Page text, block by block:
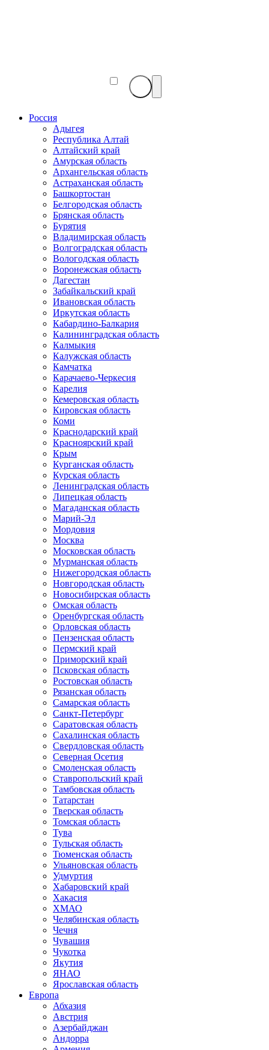
Россия
Адыгея
Республика Алтай
Алтайский край
Амурская область
Архангельская область
Астраханская область
Башкортостан
Белгородская область
Брянская область
Бурятия
Владимирская область
Волгоградская область
Вологодская область
Воронежская область
Дагестан
Забайкальский край
Ивановская область
Иркутская область
Кабардино-Балкария
Калининградская область
Калмыкия
Калужская область
Камчатка
Карачаево-Черкесия
Карелия
Кемеровская область
Кировская область
Коми
Краснодарский край
Красноярский край
Крым
Курганская область
Курская область
Ленинградская область
Липецкая область
Магаданская область
Марий-Эл
Мордовия
Москва
Московская область
Мурманская область
Нижегородская область
Новгородская область
Новосибирская область
Омская область
Оренбургская область
Орловская область
Пензенская область
Пермский край
Приморский край
Псковская область
Ростовская область
Рязанская область
Самарская область
Санкт-Петербург
Саратовская область
Сахалинская область
Свердловская область
Северная Осетия
Смоленская область
Ставропольский край
Тамбовская область
Татарстан
Тверская область
Томская область
Тува
Тульская область
Тюменская область
Ульяновская область
Удмуртия
Хабаровский край
Хакасия
ХМАО
Челябинская область
Чечня
Чувашия
Чукотка
Якутия
ЯНАО
Ярославская область
Европа
Абхазия
Австрия
Азербайджан
Андорра